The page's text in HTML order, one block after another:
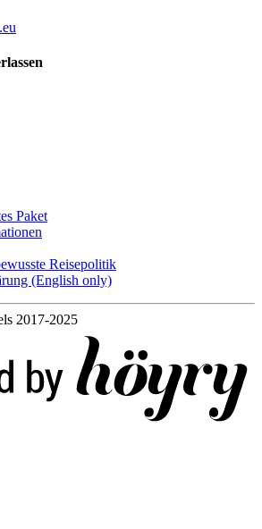
Paket
Reisepolitik
(English only)
2017-2025